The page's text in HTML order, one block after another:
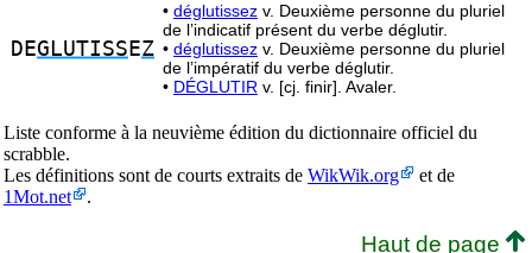
DEGLUTISS EZ
• déglutissez v. Deuxième personne du pluriel
de l’indicatif présent du verbe déglutir.
• déglutissez v. Deuxième personne du pluriel
de l’impératif du verbe déglutir.
• DÉGLUTIR v. [cj. finir]. Avaler.
Liste conforme à la neuvième édition du dictionnaire officiel du
scrabble.
Les définitions sont de courts extraits de WikWik.org
et de
1Mot.net
.
Haut de page